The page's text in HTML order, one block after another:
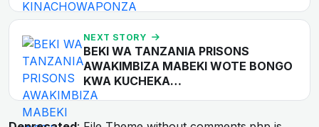
NEXT STORY
BEKI WA TANZANIA PRISONS
AWAKIMBIZA MABEKI WOTE BONGO
KWA KUCHEKA…